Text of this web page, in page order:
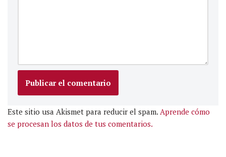
Este sitio usa Akismet para reducir el spam. Aprende cómo
se procesan los datos de tus comentarios.